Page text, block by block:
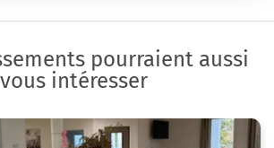
pourraient aussi
vous intéresser